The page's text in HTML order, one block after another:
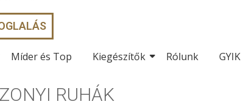
Míder és Top Kiegészítők Rólunk GYIK
RUHÁK